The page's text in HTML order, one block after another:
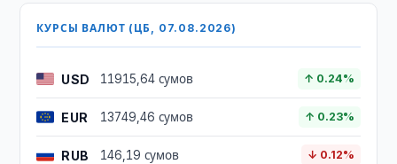
КУРСЫ ВАЛЮТ (ЦБ, 07.08.2026)
USD 11915,64 сумов ↑ 0.24%
EUR 13749,46 сумов ↑ 0.23%
RUB 146,19 сумов ↓ 0.12%